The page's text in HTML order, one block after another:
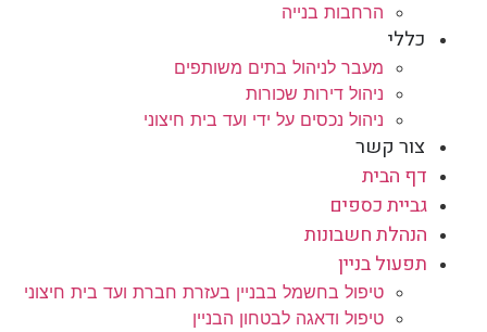
הרחבות בנייה
כללי
מעבר לניהול בתים משותפים
ניהול דירות שכורות
ניהול נכסים על ידי ועד בית חיצוני
צור קשר
דף הבית
גביית כספים
הנהלת חשבונות
תפעול בניין
טיפול בחשמל בבניין בעזרת חברת ועד בית חיצוני
טיפול ודאגה לבטחון הבניין